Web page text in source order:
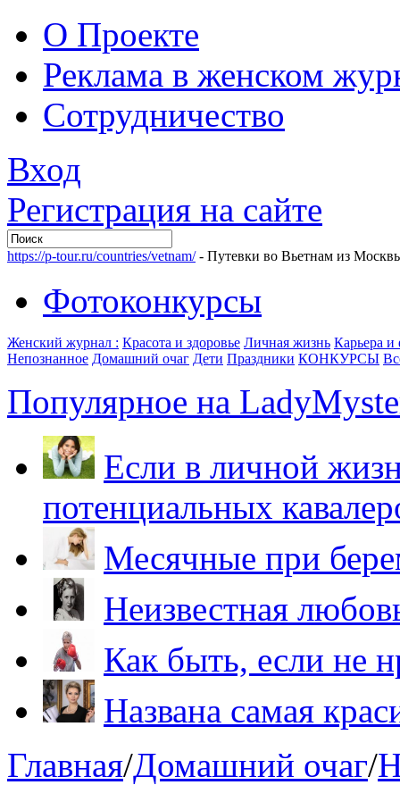
О Проекте
Реклама в женском
Сотрудничество
Вход
Регистрация на сайте
https://p-tour.ru/countries/vetnam/- Путевки во Вьетнам из
Фотоконкурсы
Женский журнал : Красота и здоровье Личная жизнь Карьера
Непознанное Домашний очаг Дети Праздники КОНКУРСЫ
Популярное на
Если в личной
потенциальных
Месячные при
Неизвестная
Как быть, если не
Названа самая
Главная/Домашний очаг/